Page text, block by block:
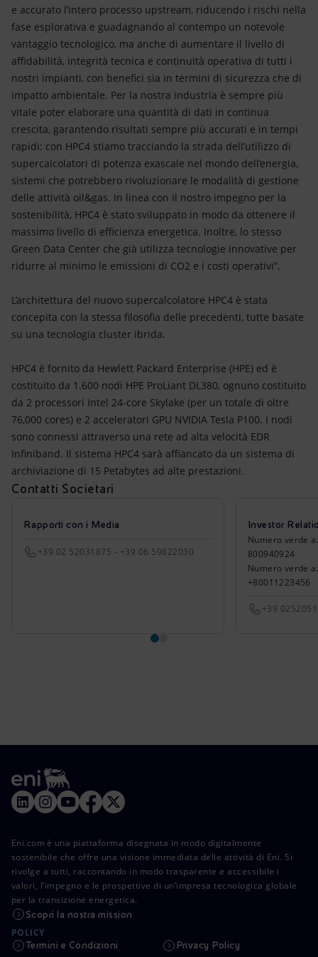
e accurato l’intero processo upstream, riducendo i rischi nella
fase esplorativa e guadagnando al contempo un notevole
vantaggio tecnologico, ma anche di aumentare il livello di
affidabilità, integrità tecnica e continuità operativa di tutti i
nostri impianti, con benefici sia in termini di sicurezza che di
impatto ambientale. Per la nostra industria è sempre più
vitale poter elaborare una quantità di dati in continua
crescita, garantendo risultati sempre più accurati e in tempi
rapidi: con HPC4 stiamo tracciando la strada dell’utilizzo di
supercalcolatori di potenza exascale nel mondo dell’energia,
sistemi che potrebbero rivoluzionare le modalità di gestione
delle attività oil&gas. In linea con il nostro impegno per la
sostenibilità, HPC4 è stato sviluppato in modo da ottenere il
massimo livello di efficienza energetica. Inoltre, lo stesso
Green Data Center che già utilizza tecnologie innovative per
ridurre al minimo le emissioni di CO2 e i costi operativi”.
L’architettura del nuovo supercalcolatore HPC4 è stata
concepita con la stessa filosofia delle precedenti, tutte basate
su una tecnologia cluster ibrida.
HPC4 è fornito da Hewlett Packard Enterprise (HPE) ed è
costituito da 1.600 nodi HPE ProLiant DL380, ognuno costituito
da 2 processori Intel 24-core Skylake (per un totale di oltre
76,000 cores) e 2 acceleratori GPU NVIDIA Tesla P100. I nodi
sono connessi attraverso una rete ad alta velocità EDR
Infiniband. Il sistema HPC4 sarà affiancato da un sistema di
archiviazione di 15 Petabytes ad alte prestazioni.
Contatti Societari
Rapporti con i Media
+39 02 52031875 - +39 06 59822030
Investor
Numero verde
800940924
Numero verde
+80011223456
+39
Eni.com è una piattaforma disegnata in modo digitalmente
sostenibile che offre una visione immediata delle attività di Eni. Si
rivolge a tutti, raccontando in modo trasparente e accessibile i
valori, l’impegno e le prospettive di un’impresa tecnologica globale
per la transizione energetica.
Scopri la nostra mission
POLICY
Termini e Condizioni Privacy Policy